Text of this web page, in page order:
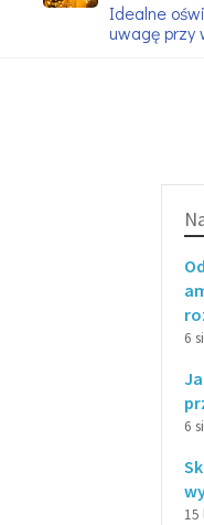
Idealne
uwagę przy
6
6
15